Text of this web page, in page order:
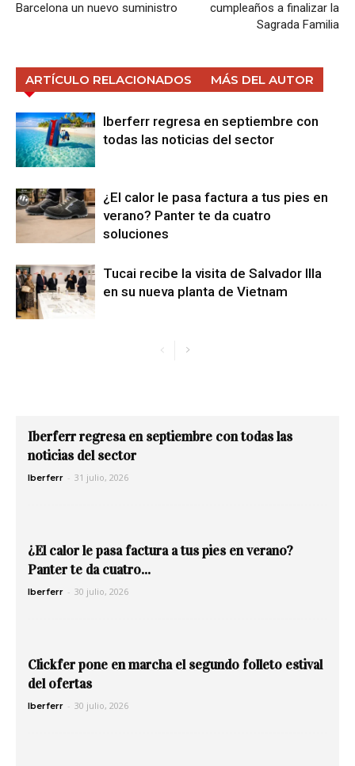
Barcelona un nuevo suministro
cumpleaños a finalizar la
Sagrada Familia
ARTÍCULO RELACIONADOS MÁS DEL AUTOR
Iberferr regresa en septiembre con
todas las noticias del sector
¿El calor le pasa factura a tus pies en
verano? Panter te da cuatro
soluciones
Tucai recibe la visita de Salvador Illa
en su nueva planta de Vietnam
Iberferr regresa en septiembre con todas las
noticias del sector
Iberferr - 31 julio, 2026
¿El calor le pasa factura a tus pies en verano?
Panter te da cuatro...
Iberferr - 30 julio, 2026
Clickfer pone en marcha el segundo folleto estival
del ofertas
Iberferr - 30 julio, 2026